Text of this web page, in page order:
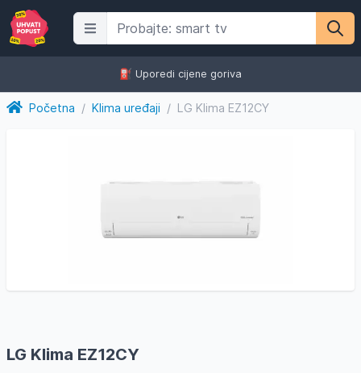
⛽️ Uporedi cijene goriva
Početna / Klima uređaji / LG Klima EZ12CY
LG Klima EZ12CY